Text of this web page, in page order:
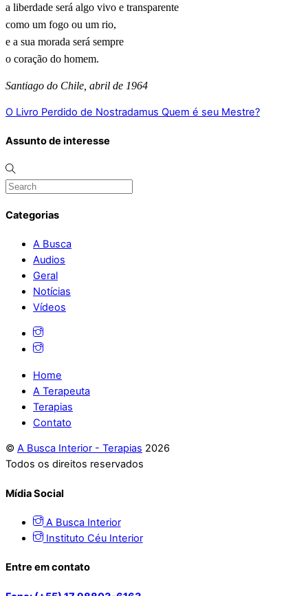
a liberdade será algo vivo e transparente
como um fogo ou um rio,
e a sua morada será sempre
o coração do homem.
Santiago do Chile, abril de 1964
O Livro Perdido de Nostradamus Quem é seu Mestre?
Assunto de interesse
Categorias
A Busca
Audios
Geral
Notícias
Vídeos
Home
A Terapeuta
Terapias
Contato
© A Busca Interior - Terapias 2026
Todos os direitos reservados
Mídia Social
A Busca Interior
Instituto Céu Interior
Entre em contato